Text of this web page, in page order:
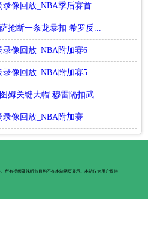
像回放_NBA季后赛首...
抢断一条龙暴扣 希罗反...
录像回放_NBA附加赛6
录像回放_NBA附加赛5
姆关键大帽 穆雷隔扣武...
录像回放_NBA附加赛
所有视频及视听节目均不在本站网页展示。本站仅为用户提供